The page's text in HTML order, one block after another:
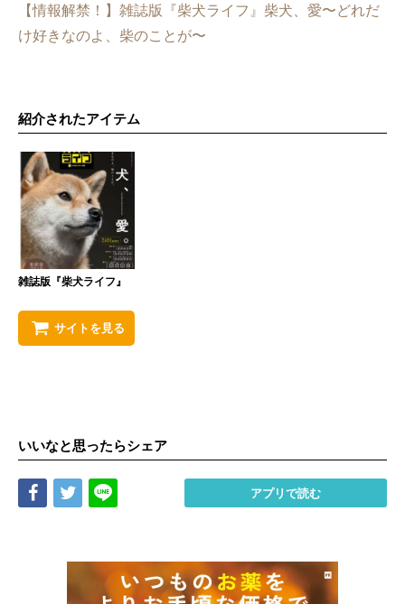
【情報解禁！】雑誌版『柴犬ライフ』柴犬、愛〜どれだ
け好きなのよ、柴のことが〜
紹介されたアイテム
雑誌版『柴犬ライフ』
サイトを見る
いいなと思ったらシェア
Share Tweet アプリで読む